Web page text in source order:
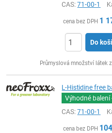
CAS:71-00-1
cena bez DPH 1
Do
Průmyslová množství látek
L-Histidine free
Výhodné
CAS:71-00-1
cena bez DPH